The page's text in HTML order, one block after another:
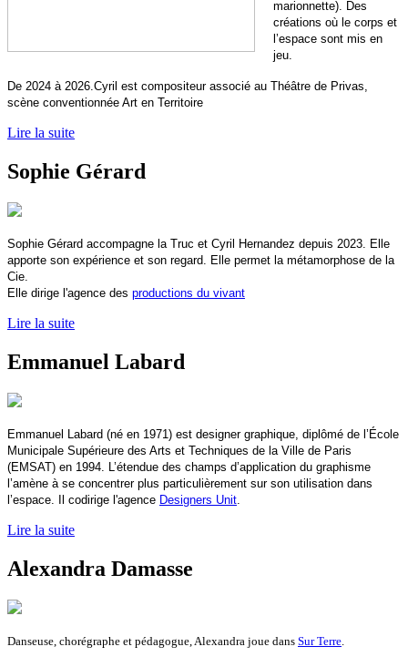
marionnette). Des
créations où le corps et
l’espace sont mis en
jeu.
De 2024 à 2026.Cyril est compositeur associé au Théâtre de Privas,
scène conventionnée Art en Territoire
Lire la suite
Sophie Gérard
Sophie Gérard accompagne la Truc et Cyril Hernandez depuis 2023. Elle
apporte son expérience et son regard. Elle permet la métamorphose de la
Cie.
Elle dirige l'agence des productions du vivant
Lire la suite
Emmanuel Labard
Emmanuel Labard (né en 1971) est designer graphique, diplômé de l’École
Municipale Supérieure des Arts et Techniques de la Ville de Paris
(EMSAT) en 1994. L’étendue des champs d’application du graphisme
l’amène à se concentrer plus particulièrement sur son utilisation dans
l’espace. Il codirige l'agence Designers Unit
Lire la suite
Alexandra Damasse
Danseuse, chorégraphe et pédagogue, Alexandra joue dans Sur Terre